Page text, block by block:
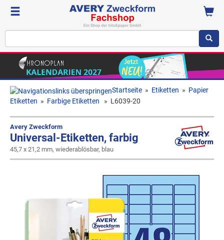
Startseite » Etiketten » Papier
Etiketten » Farbige Etiketten » L6039-20
Avery Zweckform
Universal-Etiketten, farbig
45,7 x 21,2 mm, wiederablösbar, blau